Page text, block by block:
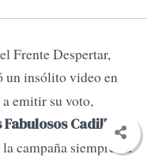
Frente Despertar,
un insólito video en
emitir su voto,
Cadillacs
campaña siempre da